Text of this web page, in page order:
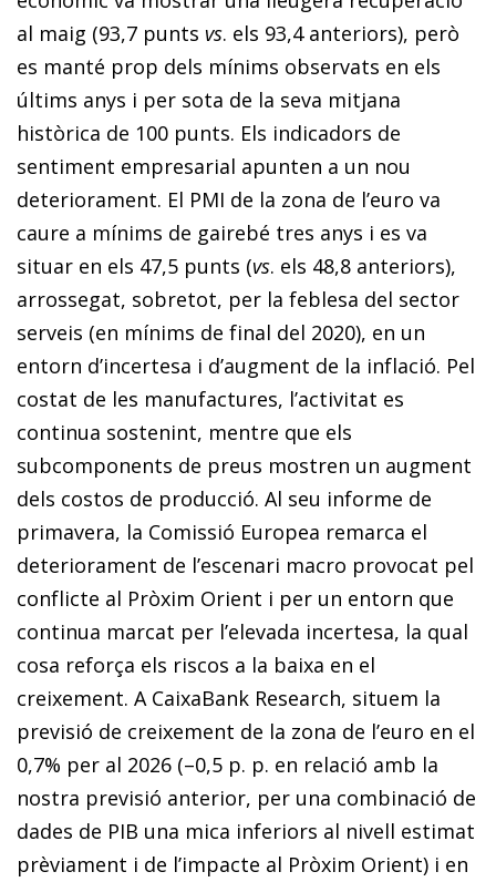
al maig (93,7 punts vs. els 93,4 anteriors), però
es manté prop dels mínims observats en els
últims anys i per sota de la seva mitjana
històrica de 100 punts. Els indicadors de
sentiment empresarial apunten a un nou
deteriorament. El PMI de la zona de l’euro va
caure a mínims de gairebé tres anys i es va
situar en els 47,5 punts (vs. els 48,8 anteriors),
arrossegat, sobretot, per la feblesa del sector
serveis (en mínims de final del 2020), en un
entorn d’incertesa i d’augment de la inflació. Pel
costat de les manufactures, l’activitat es
continua sostenint, mentre que els
subcomponents de preus mostren un augment
dels costos de producció. Al seu informe de
primavera, la Comissió Europea remarca el
deteriorament de l’escenari macro provocat pel
conflicte al Pròxim Orient i per un entorn que
continua marcat per l’elevada incertesa, la qual
cosa reforça els riscos a la baixa en el
creixement. A CaixaBank Research, situem la
previsió de creixement de la zona de l’euro en el
0,7% per al 2026 (–0,5 p. p. en relació amb la
nostra previsió anterior, per una combinació de
dades de PIB una mica inferiors al nivell estimat
prèviament i de l’impacte al Pròxim Orient) i en